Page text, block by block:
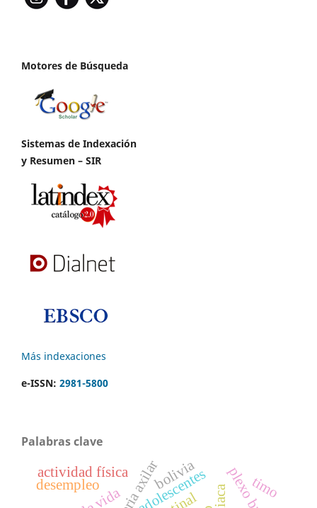
Motores de Búsqueda
Sistemas de Indexación
y Resumen – SIR
Más indexaciones
e-ISSN: 2981-5800
Palabras clave
actividad física adolescentes
bolivia
desempleo timo